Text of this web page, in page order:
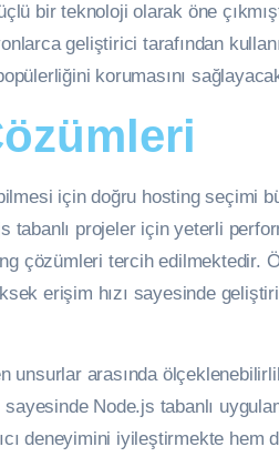
bir teknoloji olarak öne
geliştirici tarafından
korumasını
için doğru hosting seçimi
projeler için yeterli
çözümleri tercih edilmektedir.
erişim hızı sayesinde
unsurlar arasında
Node.js tabanlı
deneyimini iyileştirmekte hem